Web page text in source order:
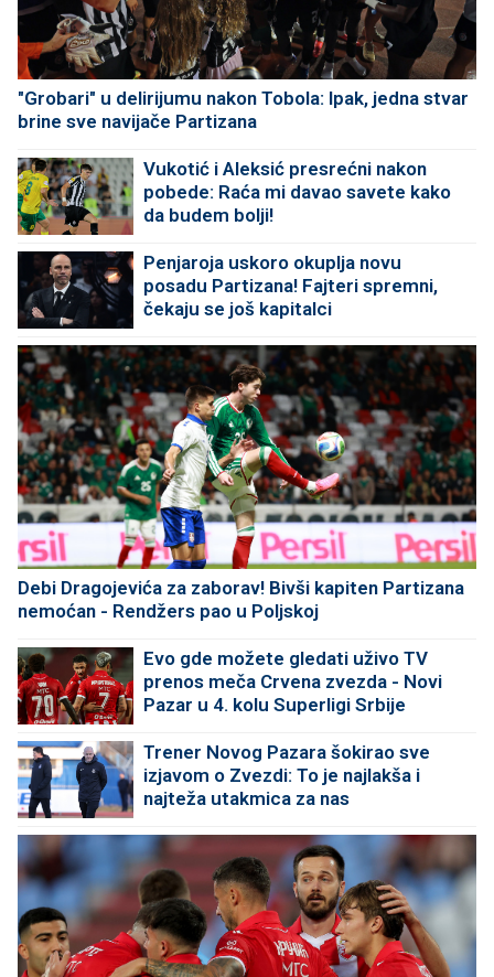
"Grobari" u delirijumu nakon Tobola: Ipak, jedna stvar
brine sve navijače Partizana
Vukotić i Aleksić presrećni nakon
pobede: Raća mi davao savete kako
da budem bolji!
Penjaroja uskoro okuplja novu
posadu Partizana! Fajteri spremni,
čekaju se još kapitalci
Debi Dragojevića za zaborav! Bivši kapiten Partizana
nemoćan - Rendžers pao u Poljskoj
Evo gde možete gledati uživo TV
prenos meča Crvena zvezda - Novi
Pazar u 4. kolu Superligi Srbije
Trener Novog Pazara šokirao sve
izjavom o Zvezdi: To je najlakša i
najteža utakmica za nas